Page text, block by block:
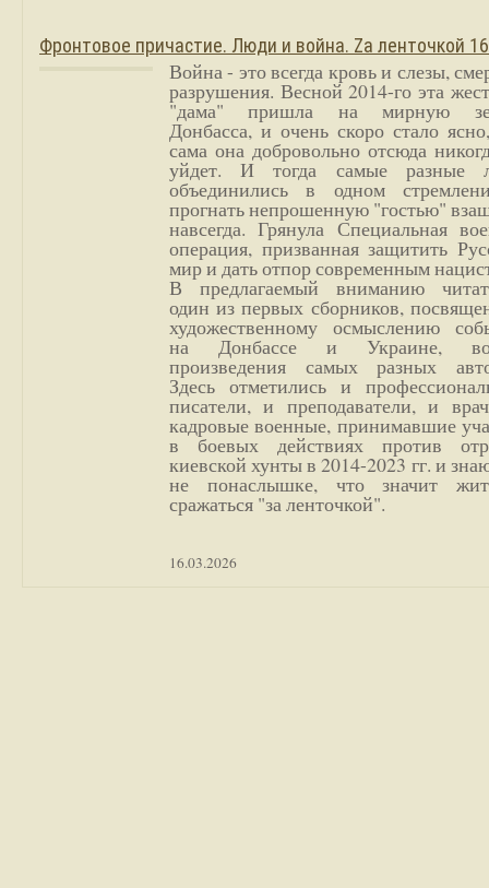
Фронтовое причастие. Люди и война. Zа ленточкой
Война - это всегда кровь и слезы,
разрушения. Весной 2014-го эта
"дама" пришла на мирную
Донбасса, и очень скоро стало
сама она добровольно отсюда
уйдет. И тогда самые разные
объединились в одном
прогнать непрошенную "гостью"
навсегда. Грянула Специальная
операция, призванная защитить
мир и дать отпор современным
В предлагаемый вниманию
один из первых сборников,
художественному осмыслению
на Донбассе и Украине,
произведения самых разных
Здесь отметились и
писатели, и преподаватели, и
кадровые военные, принимавшие
в боевых действиях против
киевской хунты в 2014-2023 гг. и
не понаслышке, что значит
сражаться "за ленточкой".
16.03.2026